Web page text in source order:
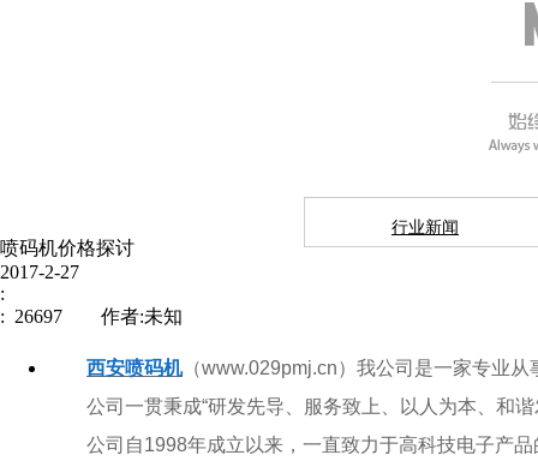
行业新闻
喷码机价格探讨
2017-2-27
:
: 26697 作者:未知
西安喷码机（www.029pmj.cn）我公司是一家专业
公司一贯秉成“研发先导、服务致上、以人为本、和
公司自1998年成立以来，一直致力于高科技电子产